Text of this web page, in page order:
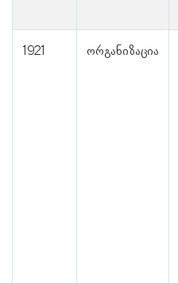
1921 ორგანიზაცია